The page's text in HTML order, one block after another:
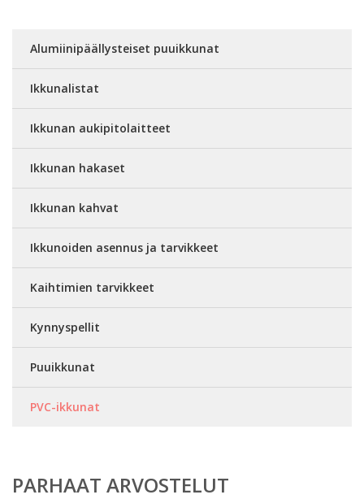
Alumiinipäällysteiset puuikkunat
Ikkunalistat
Ikkunan aukipitolaitteet
Ikkunan hakaset
Ikkunan kahvat
Ikkunoiden asennus ja tarvikkeet
Kaihtimien tarvikkeet
Kynnyspellit
Puuikkunat
PVC-ikkunat
PARHAAT ARVOSTELUT